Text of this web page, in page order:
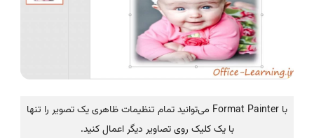
با Format Painter می‌توانید تمام تنظیمات ظاهری یک تصویر را تنها
با یک کلیک روی تصاویر دیگر اعمال کنید.